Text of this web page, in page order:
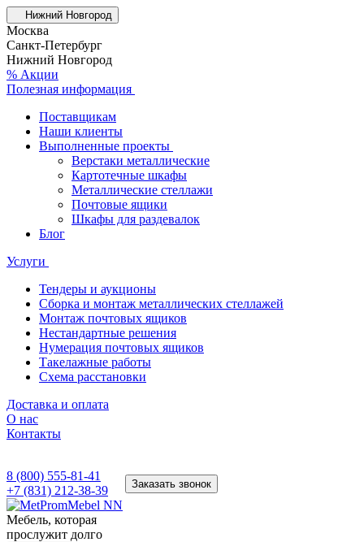
Нижний Новгород
Москва
Санкт-Петербург
Нижний Новгород
% Акции
Полезная информация
Поставщикам
Наши клиенты
Выполненные проекты
Верстаки металлические
Картотечные шкафы
Металлические стеллажи
Почтовые ящики
Шкафы для раздевалок
Блог
Услуги
Тендеры и аукционы
Сборка и монтаж металлических стеллажей
Монтаж почтовых ящиков
Нестандартные решения
Нумерация почтовых ящиков
Такелажные работы
Схема расстановки
Доставка и оплата
О нас
Контакты
8 (800) 555-81-41
+7 (831) 212-38-39
Заказать звонок
Мебель, которая
прослужит долго